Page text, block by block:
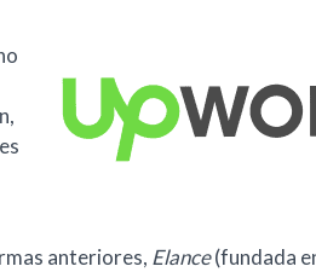
anteriores, Elance(fundada